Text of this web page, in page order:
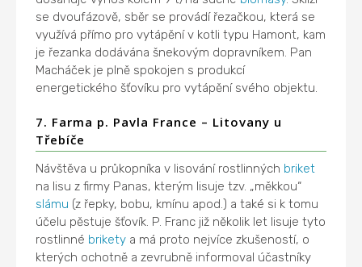
se dvoufázově, sběr se provádí řezačkou, která se
využívá přímo pro vytápění v kotli typu Hamont, kam
je řezanka dodávána šnekovým dopravníkem. Pan
Macháček je plně spokojen s produkcí
energetického šťovíku pro vytápění svého objektu.
7. Farma p. Pavla France – Litovany u
Třebíče
Návštěva u průkopníka v lisování rostlinných briket
na lisu z firmy Panas, kterým lisuje tzv. „měkkou“
slámu (z řepky, bobu, kmínu apod.) a také si k tomu
účelu pěstuje šťovík. P. Franc již několik let lisuje tyto
rostlinné brikety a má proto nejvíce zkušeností, o
kterých ochotně a zevrubně informoval účastníky